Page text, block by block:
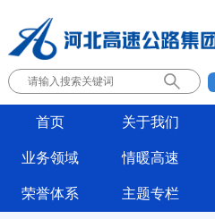
首页 关于我们
业务领域 情暖高速
荣誉体系 主题专栏